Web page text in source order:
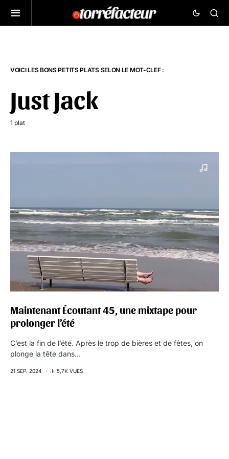
VOICI LES BONS PETITS PLATS SELON LE MOT-CLEF :
Just Jack
1 plat
Maintenant Écoutant 45, une mixtape pour
prolonger l’été
C’est la fin de l’été. Après le trop de bières et de fêtes, on
plonge la tête dans…
21 SEP. 2024 5,7K VUES